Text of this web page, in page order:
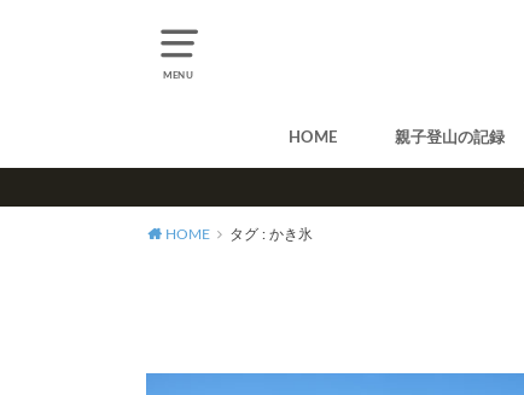
MENU
HOME 親子登山の記録
HOME タグ : かき氷